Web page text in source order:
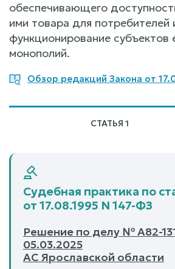
обеспечивающего
ими товара для потребителей
функционирование субъектов
монополий.
Обзор редакций Закона от
СТАТЬЯ 1
Судебная практика по
от 17.08.1995 N 147-ФЗ
Решение по делу № А82-
05.03.2025
АС Ярославской области